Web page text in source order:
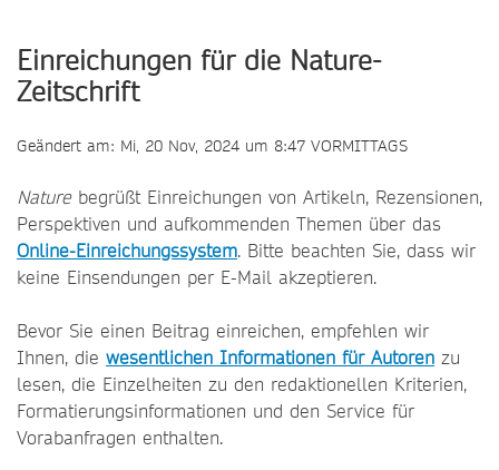
Einreichungen für die Nature-
Zeitschrift
Geändert am: Mi, 20 Nov, 2024 um 8:47 VORMITTAGS
Naturebegrüßt Einreichungen von Artikeln, Rezensionen,
Perspektiven und aufkommenden Themen über das
Online-Einreichungssystem. Bitte beachten Sie, dass wir
keine Einsendungen per E-Mail akzeptieren.
Bevor Sie einen Beitrag einreichen, empfehlen wir
Ihnen, die wesentlichen Informationen für Autoren zu
lesen, die Einzelheiten zu den redaktionellen Kriterien,
Formatierungsinformationen und den Service für
Vorabanfragen enthalten.